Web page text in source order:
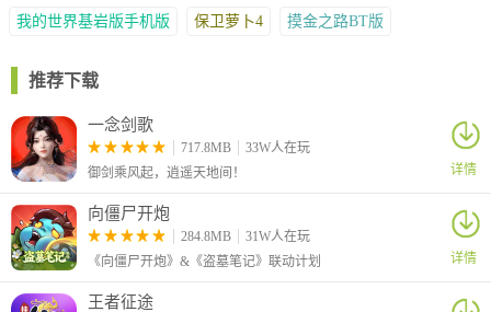
戏只是用来休闲娱乐、消磨时间的，让船长们能在其中寻找快乐和
可以适度的休息一下，多观察其他船长的捕鱼方式，要以休闲娱乐
我的世界基岩版手机版 保卫萝卜4 摸金之路BT版
推荐下载
一念剑歌
717.8MB
33W人在玩
御剑乘风起，逍遥天地间！
详情
向僵尸开炮
284.8MB
31W人在玩
《向僵尸开炮》&《盗墓笔记》联动计划
详情
王者征途